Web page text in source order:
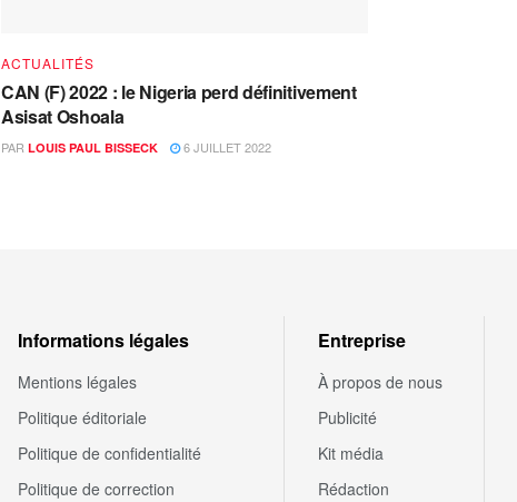
ACTUALITÉS
CAN (F) 2022 : le Nigeria perd définitivement
Asisat Oshoala
PAR LOUIS PAUL BISSECK 6 JUILLET 2022
Informations légales
Mentions légales
Politique éditoriale
Politique de confidentialité
Politique de correction
Entreprise
À propos de nous
Publicité
Kit média
Rédaction